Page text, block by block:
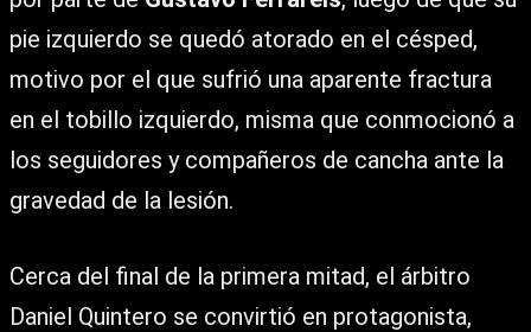
pie izquierdo se quedó atorado en el césped,
motivo por el que sufrió una aparente fractura
en el tobillo izquierdo, misma que conmocionó a
los seguidores y compañeros de cancha ante la
gravedad de la lesión.
Cerca del final de la primera mitad, el árbitro
Daniel Quintero se convirtió en protagonista,